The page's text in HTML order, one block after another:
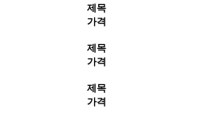
제목
가격
제목
가격
제목
가격